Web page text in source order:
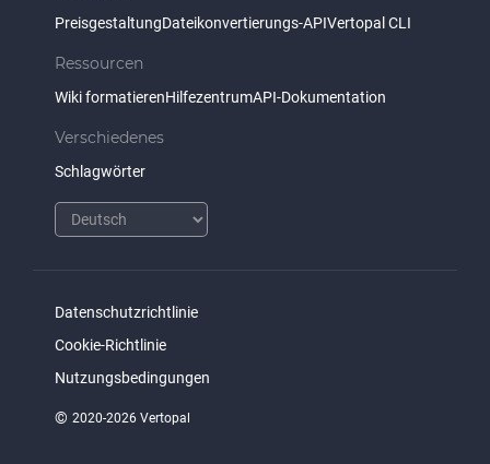
PreisgestaltungDateikonvertierungs-APIVertopal CLI
Ressourcen
Wiki formatierenHilfezentrumAPI-Dokumentation
Verschiedenes
Schlagwörter
Datenschutzrichtlinie
Cookie-Richtlinie
Nutzungsbedingungen
© 2020-2026 Vertopal